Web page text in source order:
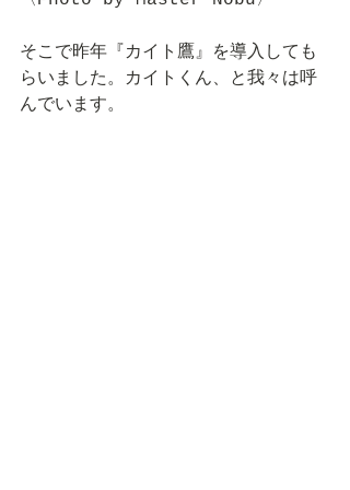
そこで昨年『カイト鷹』を導入しても
らいました。カイトくん、と我々は呼
んでいます。